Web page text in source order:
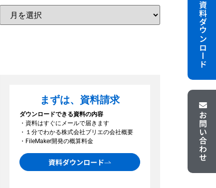
まずは、資料請求
ダウンロードできる資料の内容
・資料はすぐにメールで届きます
・１分でわかる株式会社ブリエの会社概要
・FileMaker開発の概算料金
資料ダウンロード
資料ダウンロード
お問い合わせ